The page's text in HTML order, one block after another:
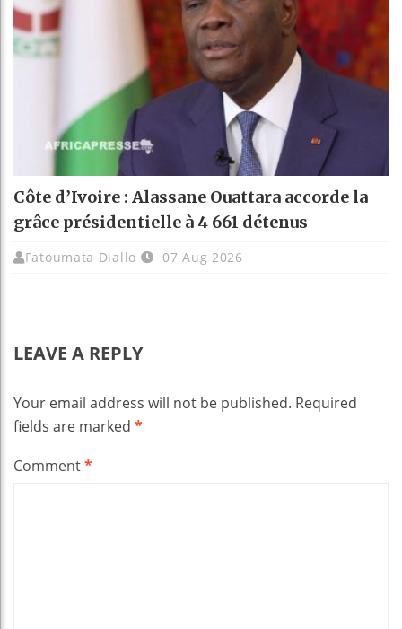
Côte d’Ivoire : Alassane Ouattara accorde la
grâce présidentielle à 4 661 détenus
Fatoumata Diallo 07 Aug 2026
LEAVE A REPLY
Your email address will not be published. Required
fields are marked *
Comment*